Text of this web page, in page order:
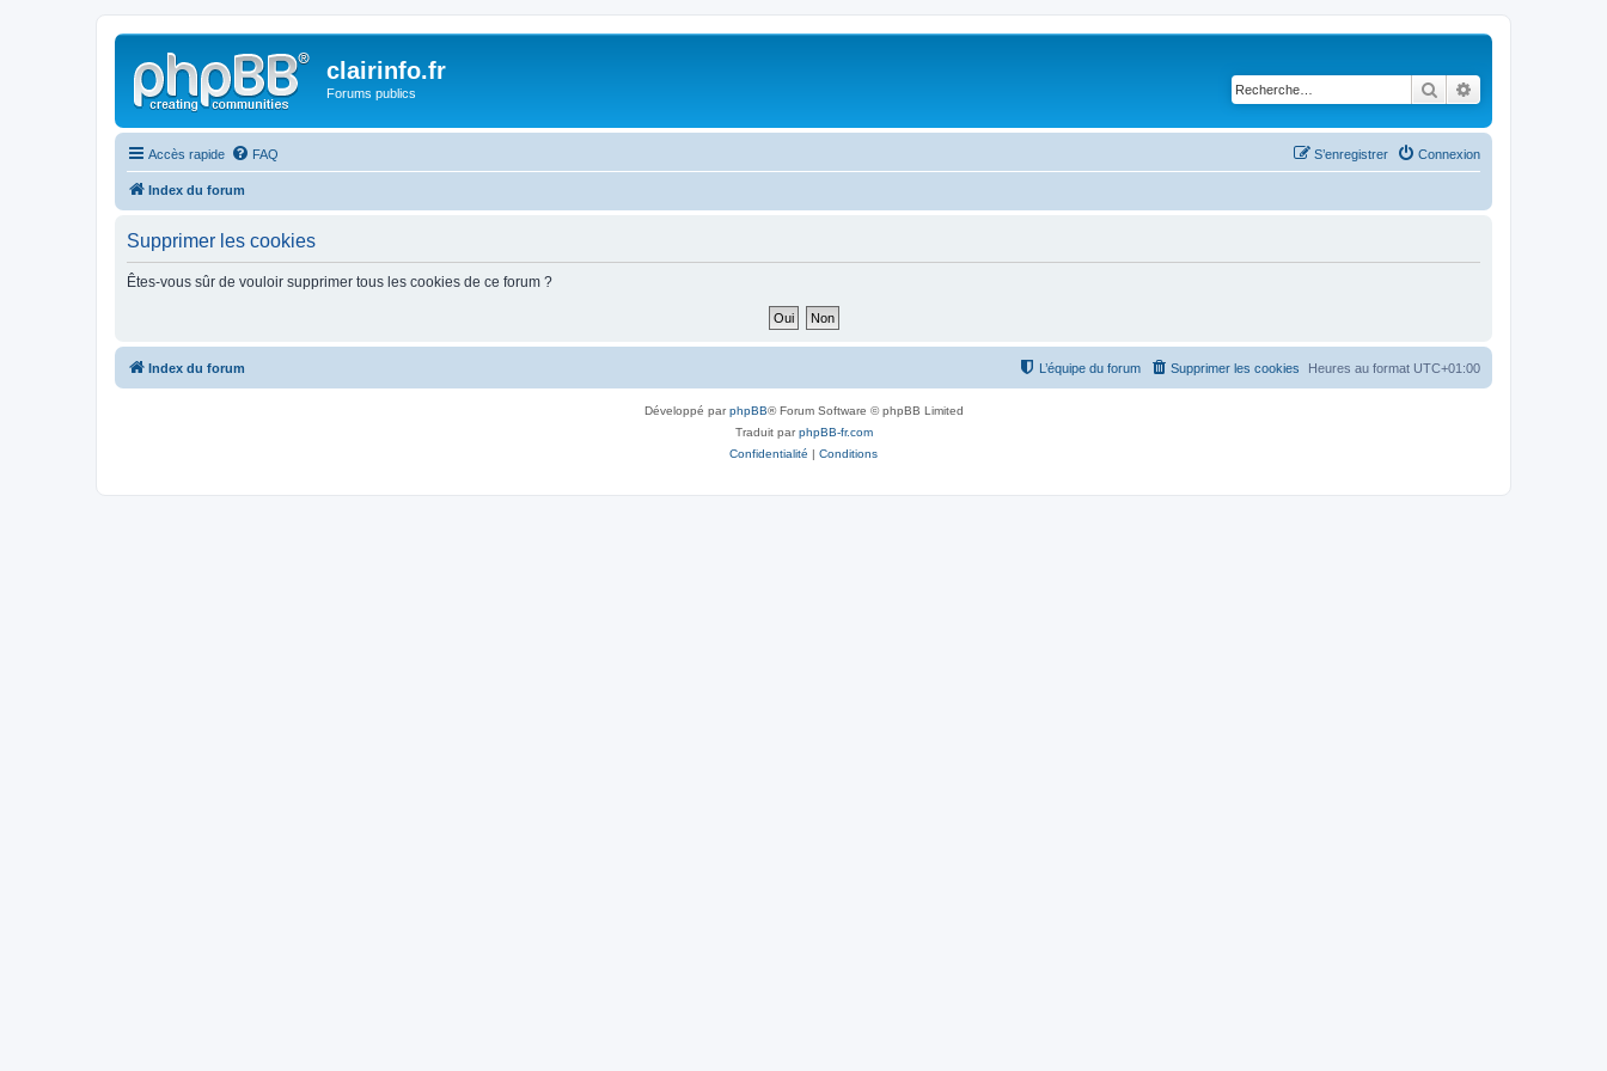
clairinfo.fr
Forums publics Rechercher
Accès rapide FAQ Connexion
S’enregistrer
Index du forum
Supprimer les cookies
Êtes-vous sûr de vouloir supprimer tous les cookies de ce forum ?
Index du forum Heures au format UTC+01:00
Supprimer les cookies
L’équipe du forum
Développé parphpBB® Forum Software © phpBB Limited
Traduit parphpBB-fr.com
Confidentialité | Conditions